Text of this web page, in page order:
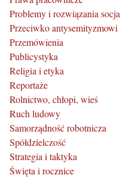
Problemy i rozwiązania
Przeciwko antysemityzmowi
Przemówienia
Publicystyka
Religia i etyka
Reportaże
Rolnictwo, chłopi, wieś
Ruch ludowy
Samorządność robotnicza
Spółdzielczość
Strategia i taktyka
Święta i rocznice